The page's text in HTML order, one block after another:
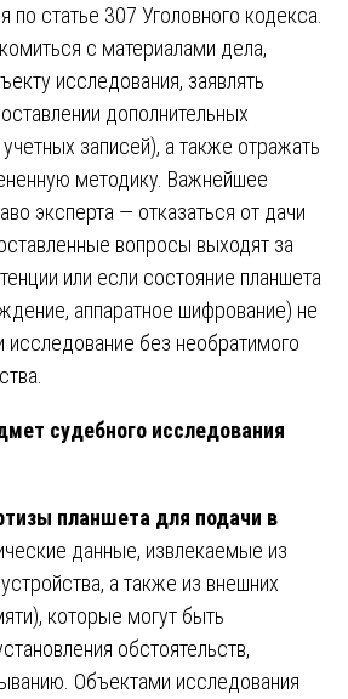
по статье 307 Уголовного кодекса.
с материалами дела,
исследования, заявлять
дополнительных
записей), а также отражать
методику. Важнейшее
эксперта — отказаться от дачи
вопросы выходят за
или если состояние планшета
аппаратное шифрование) не
исследование без необратимого
судебного исследования
планшета для подачи в
данные, извлекаемые из
а также из внешних
которые могут быть
обстоятельств,
Объектами исследования